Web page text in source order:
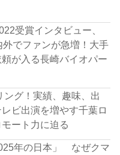
受賞インタビュー、
でファンが急増！大手
が入る長崎バイオパー
ング！実績、趣味、出
ビ出演を増やす千葉ロ
ート力に迫る
年の日本」 なぜクマ